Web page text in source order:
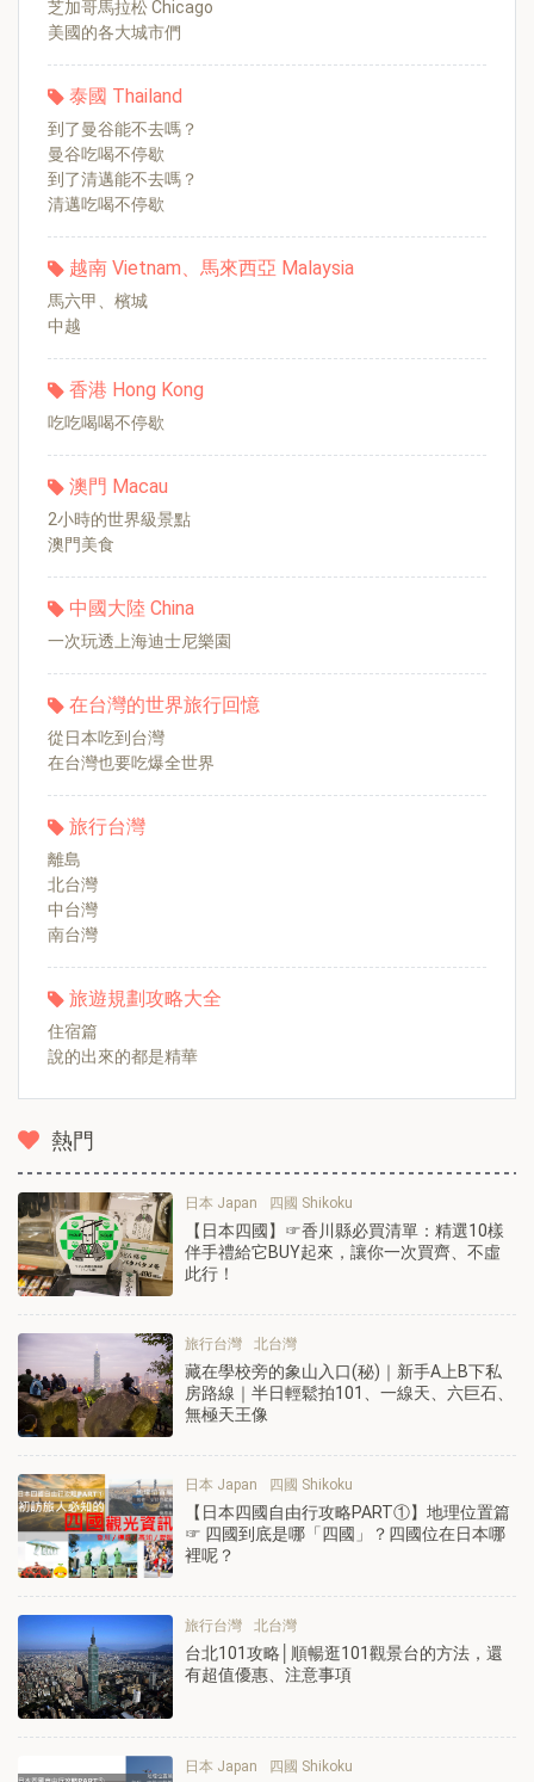
芝加哥馬拉松 Chicago
美國的各大城市們
泰國 Thailand
到了曼谷能不去嗎？
曼谷吃喝不停歇
到了清邁能不去嗎？
清邁吃喝不停歇
越南 Vietnam、馬來西亞 Malaysia
馬六甲、檳城
中越
香港 Hong Kong
吃吃喝喝不停歇
澳門 Macau
2小時的世界級景點
澳門美食
中國大陸 China
一次玩透上海迪士尼樂園
在台灣的世界旅行回憶
從日本吃到台灣
在台灣也要吃爆全世界
旅行台灣
離島
北台灣
中台灣
南台灣
旅遊規劃攻略大全
住宿篇
說的出來的都是精華
熱門
日本 Japan 四國 Shikoku
【日本四國】☞香川縣必買清單：精選10樣
伴手禮給它BUY起來，讓你一次買齊、不虛
此行！
旅行台灣 北台灣
藏在學校旁的象山入口(秘)｜新手A上B下私
房路線｜半日輕鬆拍101、一線天、六巨石、
無極天王像
日本 Japan 四國 Shikoku
【日本四國自由行攻略PART①】地理位置篇
☞ 四國到底是哪「四國」？四國位在日本哪
裡呢？
旅行台灣 北台灣
台北101攻略│順暢逛101觀景台的方法，還
有超值優惠、注意事項
日本 Japan 四國 Shikoku